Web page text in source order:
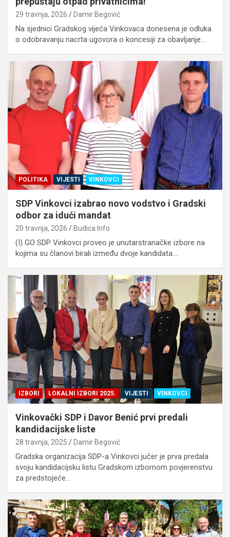
29 travnja, 2026 Damir Begović
Na sjednici Gradskog vijeća Vinkovaca donesena je odluka
o odobravanju nacrta ugovora o koncesiji za obavljanje…
POLITIKA VIJESTI VINKOVCI
SDP Vinkovci izabrao novo vodstvo i Gradski
odbor za idući mandat
20 travnja, 2026 Budica Info
(I) GO SDP Vinkovci proveo je unutarstranačke izbore na
kojima su članovi birali između dvoje kandidata.…
IZBORI LOKALNI IZBORI 2025. VIJESTI VINKOVCI
Vinkovački SDP i Davor Benić prvi predali
kandidacijske liste
28 travnja, 2025 Damir Begović
Gradska organizacija SDP-a Vinkovci jučer je prva predala
svoju kandidacijsku listu Gradskom izbornom povjerenstvu
za predstojeće…